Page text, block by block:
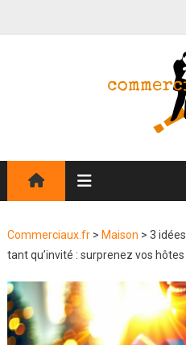
Commerciaux.fr> Maison > 3
tant qu’invité : surprenez vos